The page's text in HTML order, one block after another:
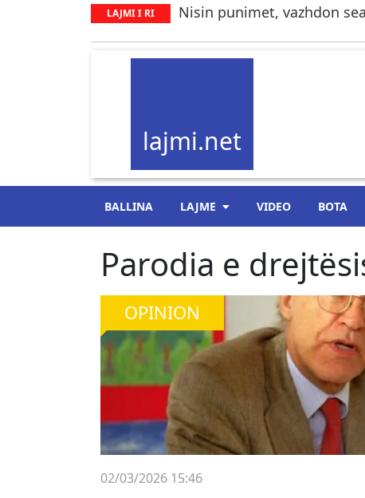
LAJMI I RI Nisin punimet, vazhdon
lajmi.net
BALLINA LAJME VIDEO BOTA
Parodia e
OPINION
02/03/2026 15:46